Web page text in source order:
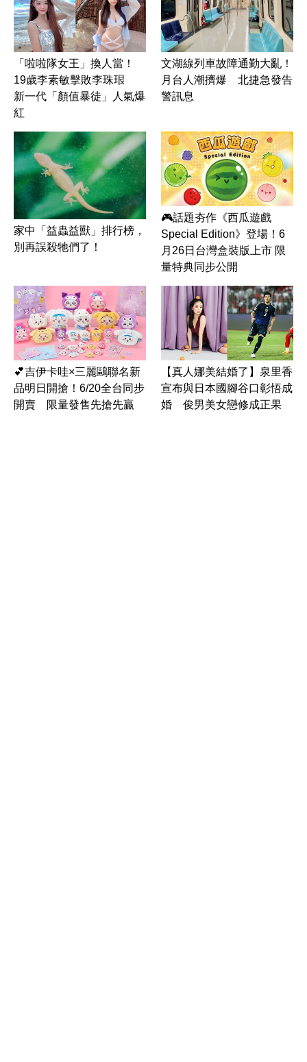
「啦啦隊女王」換人當！
19歲李素敏擊敗李珠珢
新一代「顏值暴徒」人氣爆
紅
文湖線列車故障通勤大亂！
月台人潮擠爆 北捷急發告
警訊息
家中「益蟲益獸」排行榜，
別再誤殺牠們了！
🎮話題夯作《西瓜遊戲
Special Edition》登場！6
月26日台灣盒裝版上市 限
量特典同步公開
💕吉伊卡哇×三麗鷗聯名新
品明日開搶！6/20全台同步
開賣 限量發售先搶先贏
【真人娜美結婚了】泉里香
宣布與日本國腳谷口彰悟成
婚 俊男美女戀修成正果